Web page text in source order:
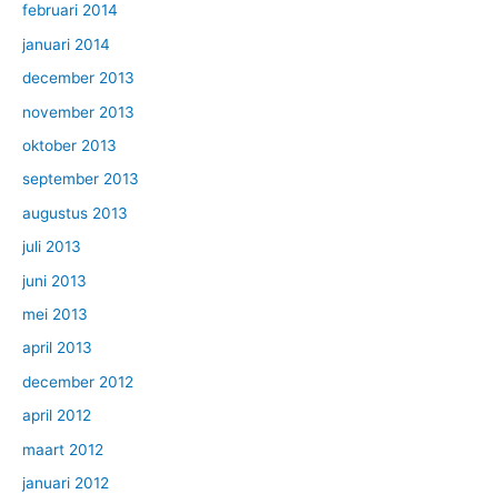
februari 2014
januari 2014
december 2013
november 2013
oktober 2013
september 2013
augustus 2013
juli 2013
juni 2013
mei 2013
april 2013
december 2012
april 2012
maart 2012
januari 2012